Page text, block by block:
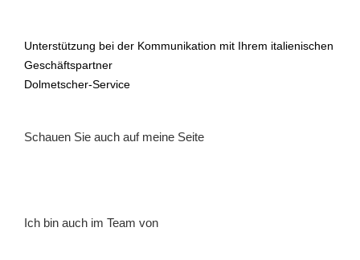
Unterstützung bei der Kommunikation mit Ihrem italienischen
Geschäftspartner
Dolmetscher-Service
Schauen Sie auch auf meine Seite
Ich bin auch im Team von